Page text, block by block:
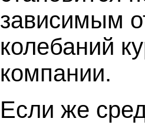
зависимым
колебаний
компании.
Если же